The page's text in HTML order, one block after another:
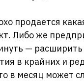
продается
Либо же
—
в крайних и
в месяц может